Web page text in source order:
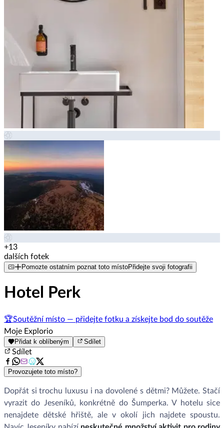
+13
dalších fotek
Pomozte ostatním poznat toto místoPřidejte svoji fotografii
Hotel Perk
🏆Soutěžní místo — přidejte fotku a získejte bod do soutěže
Moje Explorio
Přidat k oblíbeným Sdílet
Sdílet
Provozujete toto místo?
Dopřát si trochu luxusu i na dovolené s dětmi? Můžete. Stačí
vyrazit do Jeseníků, konkrétně do Šumperka. V hotelu sice
nenajdete dětské hřiště, ale v okolí jich najdete spoustu.